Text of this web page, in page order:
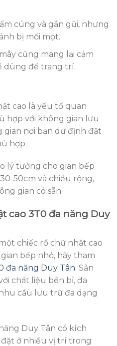
cúng và gần gũi, nhưng
bị mối mọt.
cũng mang lại cảm
dùng để trang trí.
cao là yếu tố quan
hợp với không gian lưu
nơi bạn dự định đặt
hợp.
lý tưởng cho gian bếp
50cm và chiều rộng,
gian có sẵn.
cao 3T0 đa năng Duy
chiếc rổ chữ nhật cao
bếp nhỏ, hãy tham
đa năng Duy Tân. Sản
chất liệu bền bỉ, đa
cầu lưu trữ đa dạng
Duy Tân có kích
ở nhiều vị trí trong